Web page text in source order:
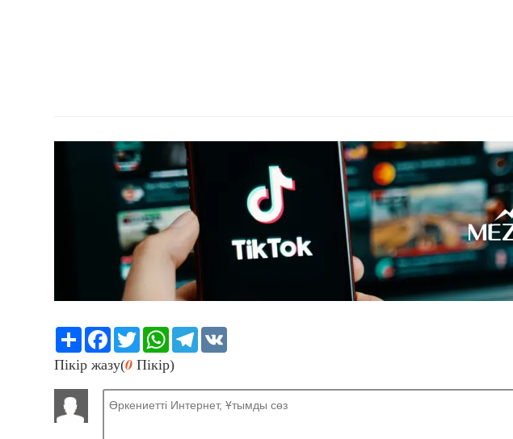
Share Facebook
TwitterWhatsApp
Telegram
Пікір жазу(0 Пікір)